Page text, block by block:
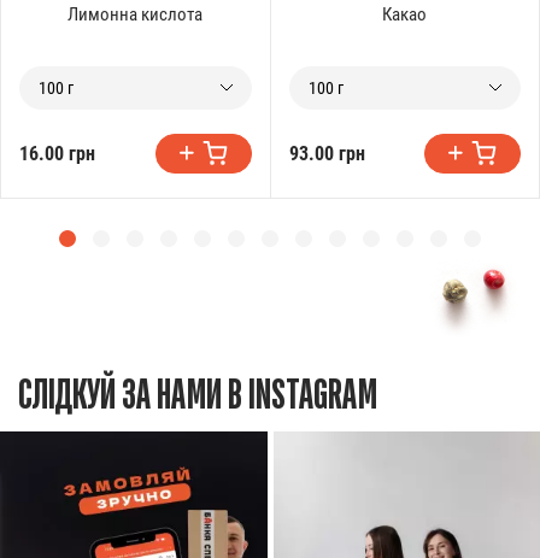
Лимонна кислота
100 г
16.00 грн
Какао
100 г
93.00 грн
СЛІДКУЙ ЗА НАМИ В INSTAGRAM